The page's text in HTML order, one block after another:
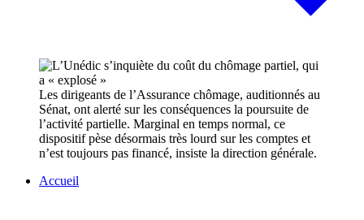
Les dirigeants de l’Assurance chômage, auditionnés au
Sénat, ont alerté sur les conséquences la poursuite de
l’activité partielle. Marginal en temps normal, ce
dispositif pèse désormais très lourd sur les comptes et
n’est toujours pas financé, insiste la direction générale.
Accueil